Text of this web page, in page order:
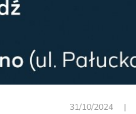
31/10/2024|